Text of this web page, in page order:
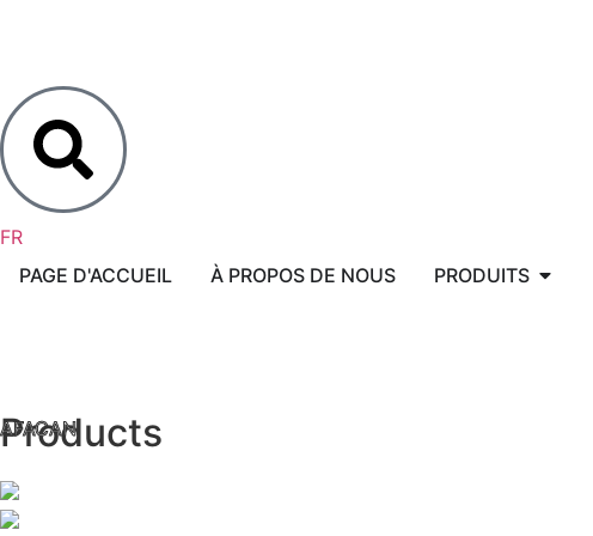
FR
EN
AR
PAGE D'ACCUEIL
À PROPOS DE NOUS PRODUITS
AFACAN
Products